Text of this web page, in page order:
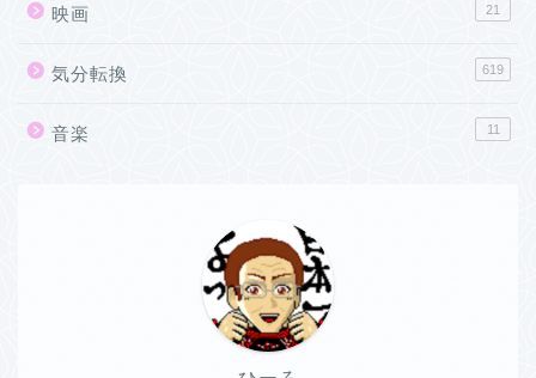
映画 21
気分転換 619
音楽 11